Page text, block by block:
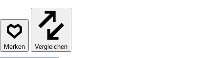
Vergleichen